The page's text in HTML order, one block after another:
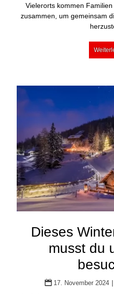
Vielerorts kommen
zusammen, um gemeinsam
Dieses
musst du
17. November 2024 |